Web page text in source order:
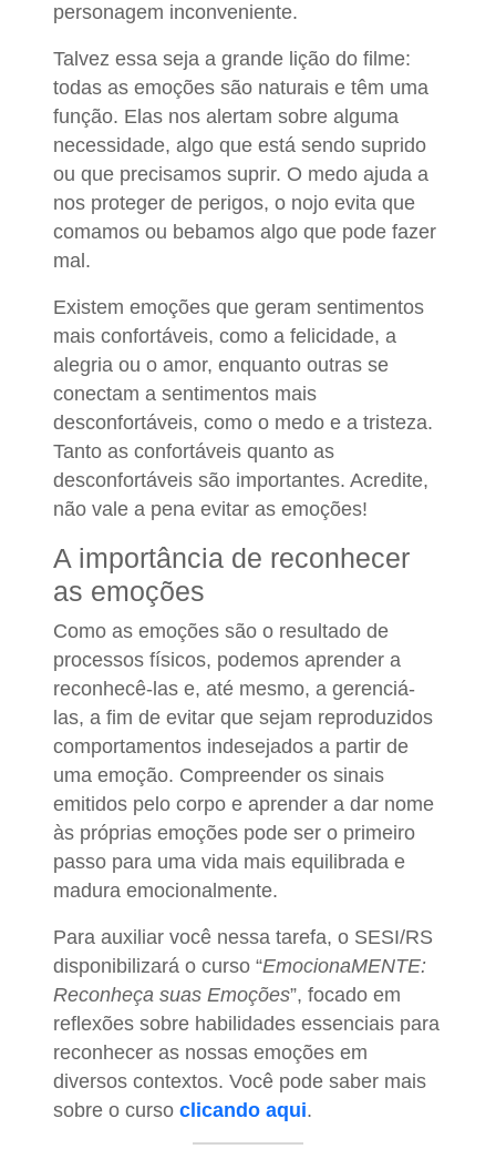
personagem inconveniente.
Talvez essa seja a grande lição do filme:
todas as emoções são naturais e têm uma
função. Elas nos alertam sobre alguma
necessidade, algo que está sendo suprido
ou que precisamos suprir. O medo ajuda a
nos proteger de perigos, o nojo evita que
comamos ou bebamos algo que pode fazer
mal.
Existem emoções que geram sentimentos
mais confortáveis, como a felicidade, a
alegria ou o amor, enquanto outras se
conectam a sentimentos mais
desconfortáveis, como o medo e a tristeza.
Tanto as confortáveis quanto as
desconfortáveis são importantes. Acredite,
não vale a pena evitar as emoções!
A importância de reconhecer
as emoções
Como as emoções são o resultado de
processos físicos, podemos aprender a
reconhecê-las e, até mesmo, a gerenciá-
las, a fim de evitar que sejam reproduzidos
comportamentos indesejados a partir de
uma emoção. Compreender os sinais
emitidos pelo corpo e aprender a dar nome
às próprias emoções pode ser o primeiro
passo para uma vida mais equilibrada e
madura emocionalmente.
Para auxiliar você nessa tarefa, o SESI/RS
disponibilizará o curso “EmocionaMENTE:
Reconheça suas Emoções”, focado em
reflexões sobre habilidades essenciais para
reconhecer as nossas emoções em
diversos contextos. Você pode saber mais
sobre o curso clicando aqui.